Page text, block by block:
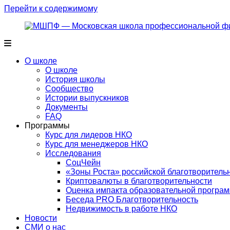
Перейти к содержимому
О школе
О школе
История школы
Сообщество
Истории выпускников
Документы
FAQ
Программы
Курс для лидеров НКО
Курс для менеджеров НКО
Исследования
СоцЧейн
«Зоны Роста» российской
Криптовалюты в благотворительности
Оценка импакта образовательной
Беседа PRO Благотворительность
Недвижимость в работе НКО
Новости
СМИ о нас